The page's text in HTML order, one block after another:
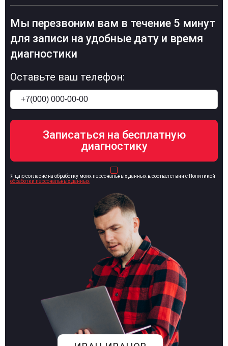
Мы перезвоним вам в течение 5 минут
для записи на удобные дату и время
диагностики
Оставьте ваш телефон:
Я даю согласие на обработку моих персональных данных в соответствии с Политикой
обработки персональных данных